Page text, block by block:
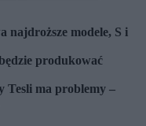
najdroższe modele, S i
produkować
Tesli ma problemy –